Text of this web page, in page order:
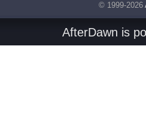
© 1999-2026
AfterDawn is